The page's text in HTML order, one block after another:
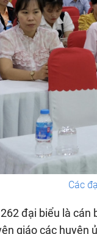
Các
đại biểu là
giáo các huyện